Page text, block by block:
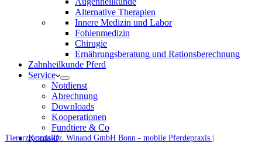
Alternative Therapien
Innere Medizin und Labor
Fohlenmedizin
Chirugie
Ernährungsberatung und Rationsberechnung
Zahnheilkunde Pferd
Service
Notdienst
Abrechnung
Downloads
Kooperationen
Fundtiere & Co
Kontakt
Tierarztpraxis Dr. Winand GmbH Bonn - mobile Pferdepraxis |